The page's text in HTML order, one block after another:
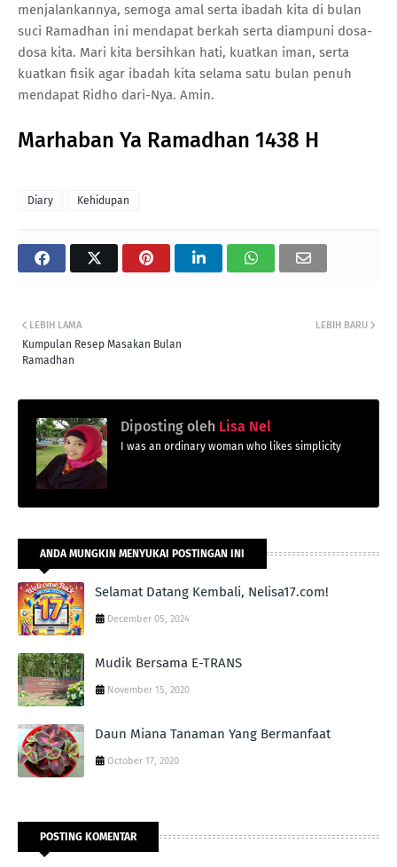
menjalankannya, semoga amal serta ibadah kita di bulan
suci Ramadhan ini mendapat berkah serta diampuni dosa-
dosa kita. Mari kita bersihkan hati, kuatkan iman, serta
kuatkan fisik agar ibadah kita selama satu bulan penuh
mendapat Ridho dari-Nya. Amin.
Marhaban Ya Ramadhan 1438 H
Diary Kehidupan
LEBIH BARU
LEBIH LAMA
Kumpulan Resep Masakan Bulan
Ramadhan
Diposting oleh Lisa Nel
I was an ordinary woman who likes simplicity
ANDA MUNGKIN MENYUKAI POSTINGAN INI
Selamat Datang Kembali, Nelisa17.com!
December 05, 2024
Mudik Bersama E-TRANS
November 15, 2020
Daun Miana Tanaman Yang Bermanfaat
October 17, 2020
POSTING KOMENTAR